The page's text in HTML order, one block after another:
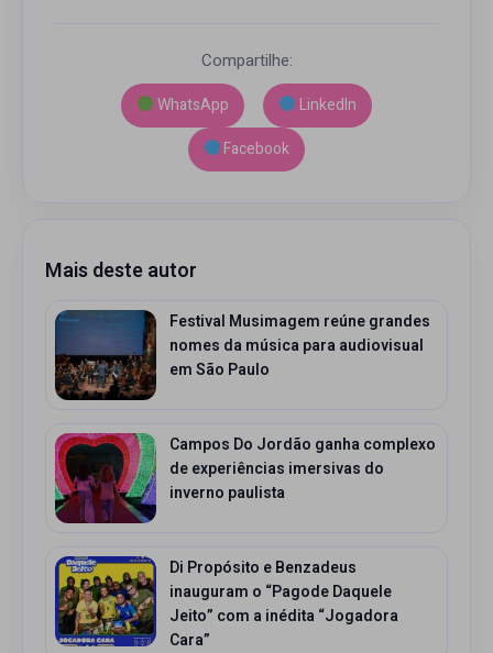
Compartilhe:
WhatsApp
LinkedIn
Facebook
Mais deste autor
Festival Musimagem reúne grandes
nomes da música para audiovisual
em São Paulo
Campos Do Jordão ganha complexo
de experiências imersivas do
inverno paulista
Di Propósito e Benzadeus
inauguram o “Pagode Daquele
Jeito” com a inédita “Jogadora
Cara”